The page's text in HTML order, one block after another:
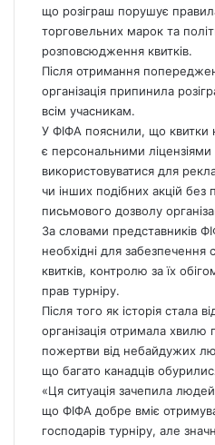
що розіграш порушує
торговельних марок та
розповсюдження квитків.
Після отримання
організація припинила
всім учасникам.
У ФІФА пояснили, що квитки
є персональними
використовуватися для
чи інших подібних акцій без
письмового дозволу
За словами представників
необхідні для забезпечення
квитків, контролю за їх
прав турніру.
Після того як історія стала
організація отримала хвилю
пожертви від небайдужих
що багато канадців
«Ця ситуація зачепила
що ФІФА добре вміє
господарів турніру, але